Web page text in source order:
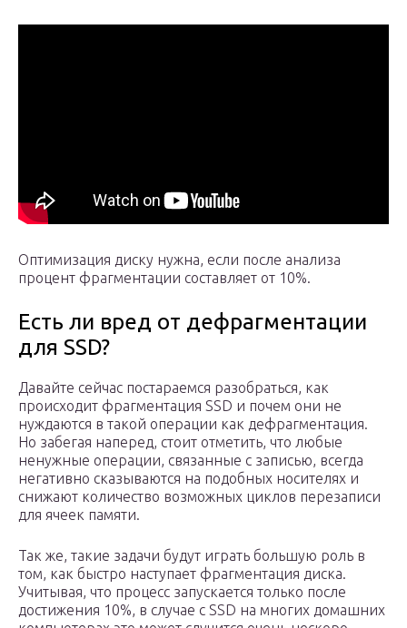
Оптимизация диску нужна, если после анализа
процент фрагментации составляет от 10%.
Есть ли вред от дефрагментации
для SSD?
Давайте сейчас постараемся разобраться, как
происходит фрагментация SSD и почем они не
нуждаются в такой операции как дефрагментация.
Но забегая наперед, стоит отметить, что любые
ненужные операции, связанные с записью, всегда
негативно сказываются на подобных носителях и
снижают количество возможных циклов перезаписи
для ячеек памяти.
Так же, такие задачи будут играть большую роль в
том, как быстро наступает фрагментация диска.
Учитывая, что процесс запускается только после
достижения 10%, в случае с SSD на многих домашних